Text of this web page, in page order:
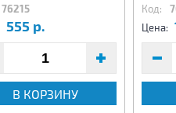
76215
555 р.
В КОРЗИНУ
Код:
Цена: